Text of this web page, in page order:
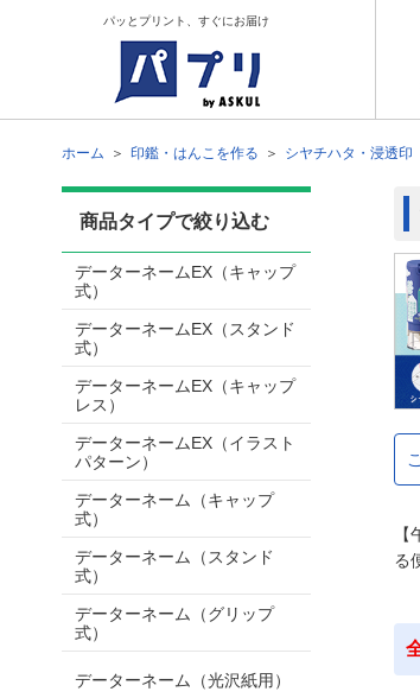
パッとプリント、すぐにお届け
ホーム 印鑑・はんこを作る シヤチハタ・浸透印
商品タイプで絞り込む
データーネームEX（キャップ
式）
データーネームEX（スタンド
式）
データーネームEX（キャップ
レス）
データーネームEX（イラスト
パターン）
データーネーム（キャップ
式）
データーネーム（スタンド
式）
データーネーム（グリップ
式）
データーネーム（光沢紙用）
る